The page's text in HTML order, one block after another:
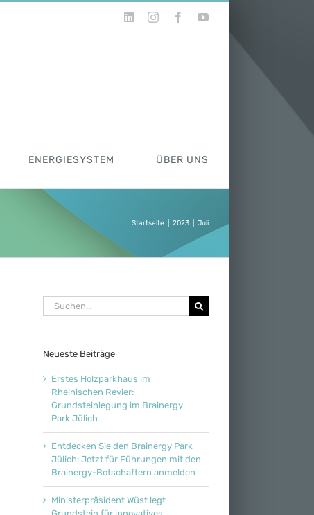
LinkedInInstagramFacebookYouTube
ENERGIESYSTEM ÜBER UNS
Startseite 2023 Juli
Suche
nach:
Neueste Beiträge
Erstes Holzparkhaus im
Rheinischen Revier:
Grundsteinlegung im Brainergy
Park Jülich
Entdecken Sie den Brainergy Park
Jülich: Jetzt für Führungen mit den
Brainergy-Botschaftern anmelden
Ministerpräsident Wüst legt